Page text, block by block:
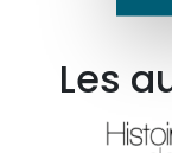
Les